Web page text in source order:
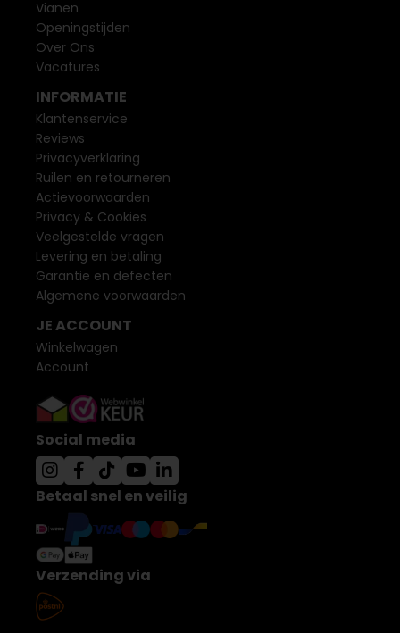
Vianen
Openingstijden
Over Ons
Vacatures
INFORMATIE
Klantenservice
Reviews
Privacyverklaring
Ruilen en retourneren
Actievoorwaarden
Privacy & Cookies
Veelgestelde vragen
Levering en betaling
Garantie en defecten
Algemene voorwaarden
JE ACCOUNT
Winkelwagen
Account
Social media
Betaal snel en veilig
Verzending via